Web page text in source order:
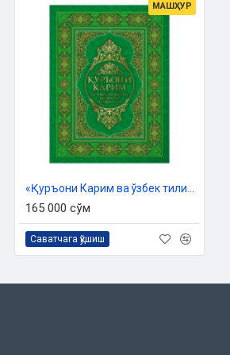
МАШҲУР
165 000 сўм
Саватчага қўшиш